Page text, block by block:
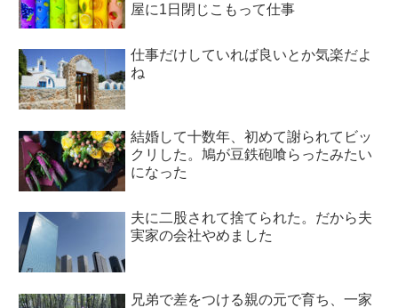
屋に1日閉じこもって仕事
仕事だけしていれば良いとか気楽だよ
ね
結婚して十数年、初めて謝られてビッ
クリした。鳩が豆鉄砲喰らったみたい
になった
夫に二股されて捨てられた。だから夫
実家の会社やめました
兄弟で差をつける親の元で育ち、一家